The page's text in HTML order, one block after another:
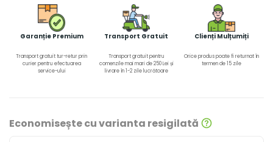
Garanție Premium
Transport gratuit tur-retur prin
curier pentru efectuarea
service-ului
Transport Gratuit
Transport gratuit pentru
comenzile mai mari de 250 Lei și
livrare în 1-2 zile lucrătoare
Clienți Mulțumiți
Orice produs poate fi returnat în
termen de 15 zile
Economisește cu varianta resigilată